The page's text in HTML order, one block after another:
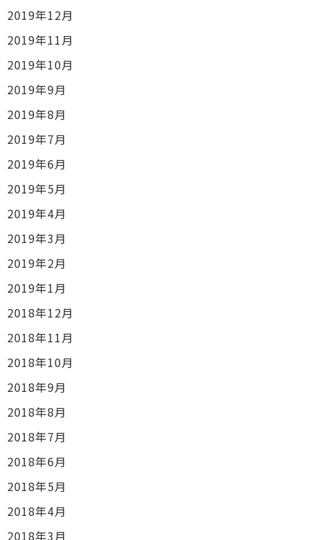
2019年12月
2019年11月
2019年10月
2019年9月
2019年8月
2019年7月
2019年6月
2019年5月
2019年4月
2019年3月
2019年2月
2019年1月
2018年12月
2018年11月
2018年10月
2018年9月
2018年8月
2018年7月
2018年6月
2018年5月
2018年4月
2018年3月